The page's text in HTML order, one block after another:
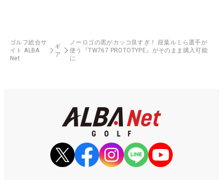
ゴルフ総合サ
イト ALBA
Net
ギ
ア
ノーロゴの黒がカッコ良すぎ！ 葭葉ルミら選手が
使う『TW767 PROTOTYPE』がそのまま購入可能
に